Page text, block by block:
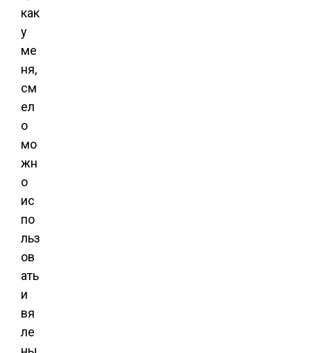
как
у
ме
ня,
см
ел
о
мо
жн
о
ис
по
льз
ов
ать
и
вя
ле